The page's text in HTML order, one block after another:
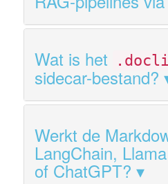
Wat is het
sidecar-bestand?
Werkt de
LangChain,
of ChatGPT?